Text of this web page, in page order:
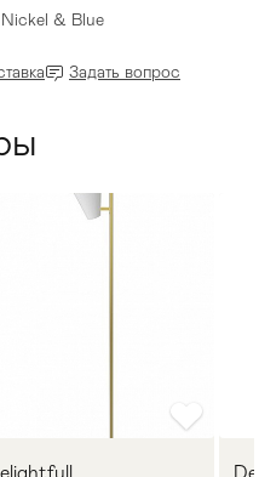
& Blue
Задать вопрос